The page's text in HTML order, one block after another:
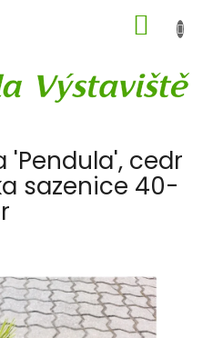
KOŠÍK
'Pendula', cedr
sazenice 40-